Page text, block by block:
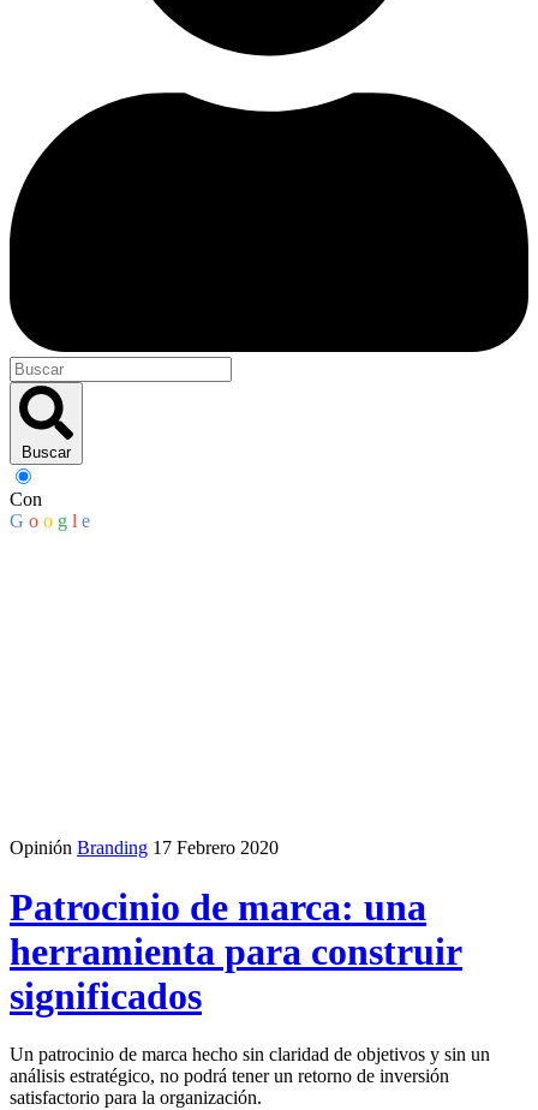
Buscar
Con
G o o g l e
Opinión Branding 17 Febrero 2020
Patrocinio de marca: una
herramienta para construir
significados
Un patrocinio de marca hecho sin claridad de objetivos y sin un
análisis estratégico, no podrá tener un retorno de inversión
satisfactorio para la organización.